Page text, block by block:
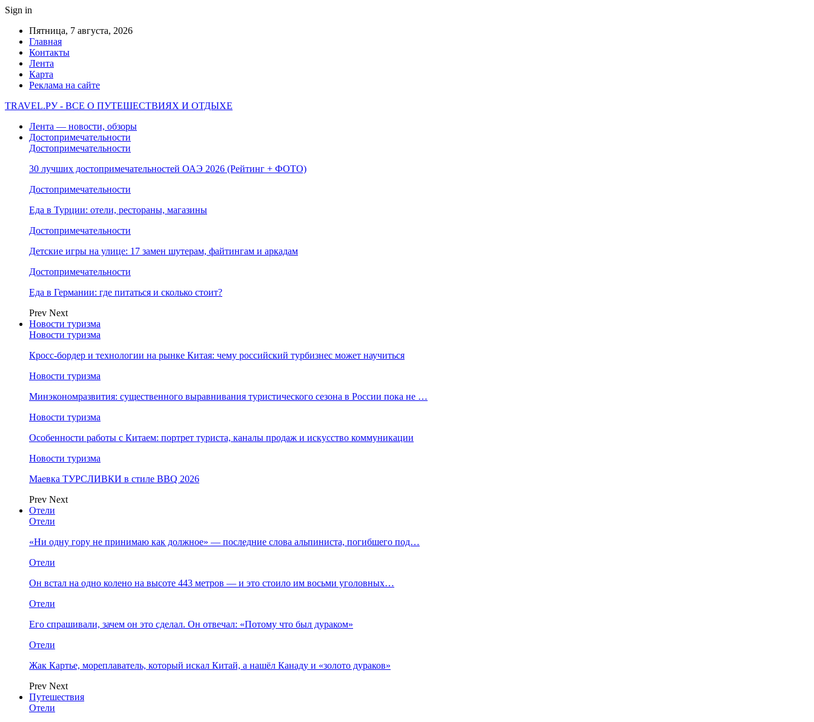
Sign in
Пятница, 7 августа, 2026
Главная
Контакты
Лента
Карта
Реклама на сайте
TRAVEL.РУ - ВСЕ О ПУТЕШЕСТВИЯХ И ОТДЫХЕ
Лента — новости, обзоры
Достопримечательности
Достопримечательности
30 лучших достопримечательностей ОАЭ 2026 (Рейтинг + ФОТО)
Достопримечательности
Еда в Турции: отели, рестораны, магазины
Достопримечательности
Детские игры на улице: 17 замен шутерам, файтингам и аркадам
Достопримечательности
Еда в Германии: где питаться и сколько стоит?
Prev Next
Новости туризма
Новости туризма
Кросс-бордер и технологии на рынке Китая: чему российский турбизнес может научиться
Новости туризма
Минэкономразвития: существенного выравнивания туристического сезона в России пока не …
Новости туризма
Особенности работы с Китаем: портрет туриста, каналы продаж и искусство коммуникации
Новости туризма
Маевка ТУРСЛИВКИ в стиле BBQ 2026
Prev Next
Отели
Отели
«Ни одну гору не принимаю как должное» — последние слова альпиниста, погибшего под…
Отели
Он встал на одно колено на высоте 443 метров — и это стоило им восьми уголовных…
Отели
Его спрашивали, зачем он это сделал. Он отвечал: «Потому что был дураком»
Отели
Жак Картье, мореплаватель, который искал Китай, а нашёл Канаду и «золото дураков»
Prev Next
Путешествия
Отели